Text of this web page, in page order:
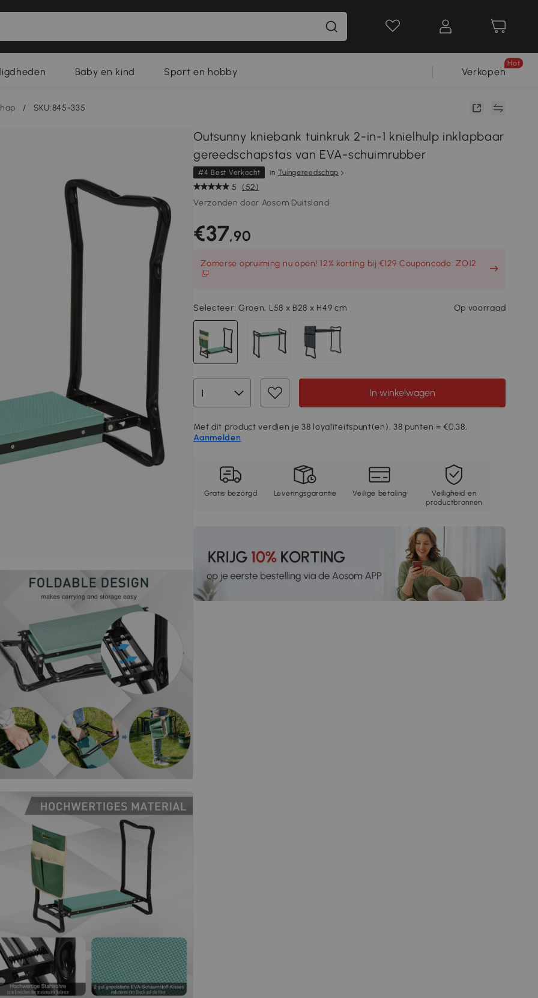
Baby en kind Sport en hobby Verkopen
Hot
/ SKU:845-335
Outsunny kniebank tuinkruk 2-in-1 knielhulp inklapbaar
gereedschapstas van EVA-schuimrubber
#4 Best Verkocht in Tuingereedschap
5
(52)
Verzonden door Aosom Duitsland
€37,90
Zomerse opruiming nu open! 12% korting bij €129 Couponcode: ZO12
Selecteer: Groen, L58 x B28 x H49 cm Op voorraad
In winkelwagen
Met dit product verdien je 38 loyaliteitspunt(en). 38 punten = €0,38,
Aanmelden
Gratis bezorgd Leveringsgarantie Veilige betaling
Veiligheid en
productbronnen